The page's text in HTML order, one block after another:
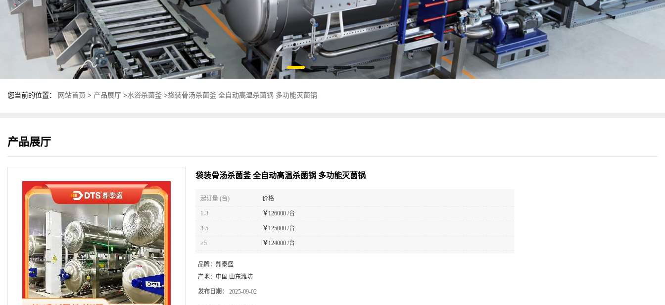
您当前的位置： 网站首页 > 产品展厅 >水浴杀菌釜 >袋装骨汤杀菌釜 全自动高温杀菌锅 多功能灭菌锅
产品展厅
袋装骨汤杀菌釜 全自动高温杀菌锅 多功能灭菌锅
起订量 (台) 价格
1-3 ￥ 126000 /台
3-5 ￥ 125000 /台
≥5 ￥ 124000 /台
品牌： 鼎泰盛
产地： 中国 山东潍坊
发布日期： 2025-09-02